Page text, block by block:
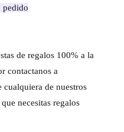
pedido
de regalos 100% a la
contactanos a
de nuestros
necesitas regalos